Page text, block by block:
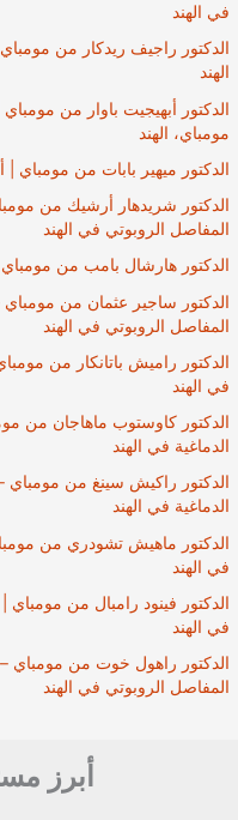
في الهند
الدكتور راجيف ريدكار من
الهند
الدكتور أبهيجيت باوار من
مومباي، الهند
الدكتور ميهير بابات من مومباي
الدكتور شريدهار أرشيك من
المفاصل الروبوتي في الهند
الدكتور هارشال بامب من
الدكتور ساجير عثمان من
المفاصل الروبوتي في الهند
الدكتور راميش باتانكار من
في الهند
الدكتور كاوستوب ماهاجان من
الدماغية في الهند
الدكتور راكيش سينغ من مومباي
الدماغية في الهند
الدكتور ماهيش تشودري من
في الهند
الدكتور فينود رامبال من
في الهند
الدكتور راهول خوت من مومباي
المفاصل الروبوتي في الهند
أبرز